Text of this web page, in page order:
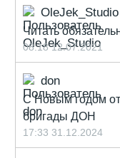
OleJek_Studio
Читать
08:18 12.07.2021
don
С Новым годом
бригады ДОН
17:33 31.12.2024